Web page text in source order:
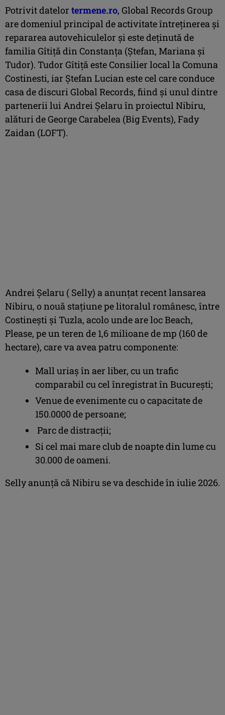
Potrivit datelor termene.ro, Global Records Group
are domeniul principal de activitate întreținerea și
repararea autovehiculelor șieste deținută de
familia Gîtiță din Constanța (Ștefan, Mariana și
Tudor). Tudor Gîtiță este Consilier local la Comuna
Costinesti, iar Ștefan Lucian este cel care conduce
casa de discuri Global Records, fiind și unul dintre
partenerii lui Andrei Șelaru în proiectul Nibiru,
alături de George Carabelea (Big Events), Fady
Zaidan (LOFT).
Andrei Șelaru ( Selly) a anunțat recent lansarea
Nibiru, o nouă stațiune pe litoralul românesc, între
Costinești și Tuzla, acolo unde are loc Beach,
Please, pe un teren de 1,6 milioane de mp (160 de
hectare), care va avea patru componente:
Mall uriaș în aer liber, cu un trafic
comparabil cu cel înregistrat în București;
Venue de evenimente cu o capacitate de
150.0000 de persoane;
Parc de distracții;
Si cel mai mare club de noapte din lume cu
30.000 de oameni.
Selly anunță că Nibiru se va deschide în iulie 2026.